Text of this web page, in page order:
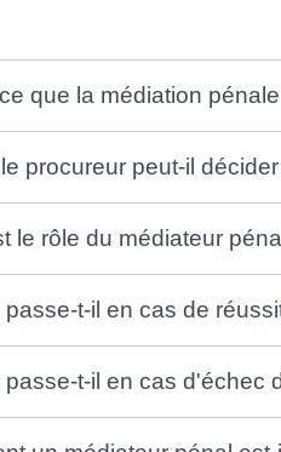
que la médiation
procureur peut-il
le rôle du médiateur
passe-t-il en cas de
passe-t-il en cas d'échec